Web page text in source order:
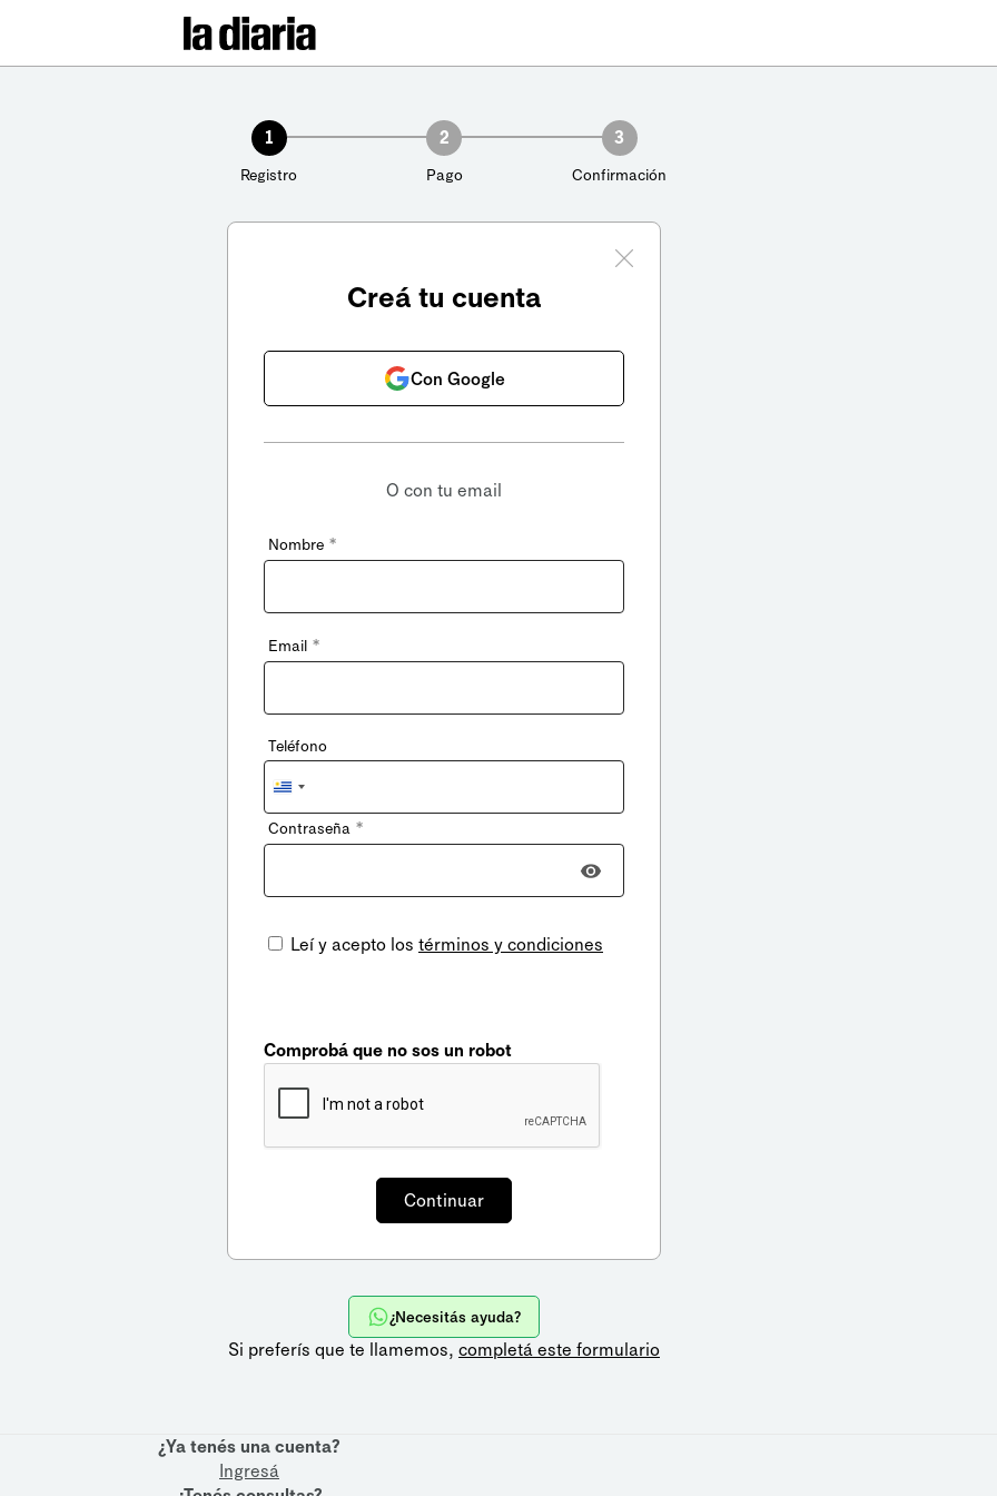
1
Registro
2
Pago
3
Confirmación
Creá tu cuenta
Con Google
O con tu email
Nombre *
Email *
Teléfono
Uruguay
+598
Contraseña *
Leí y acepto los términos y condiciones
Comprobá que no sos un robot
¿Necesitás ayuda?
Si preferís que te llamemos, completá este formulario
¿Ya tenés una cuenta?
Ingresá